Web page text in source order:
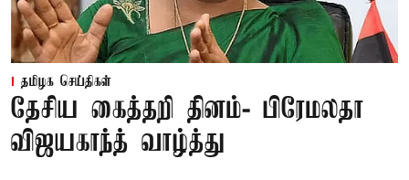
தமிழக செய்திகள்
தேசிய கைத்தறி தினம்- பிரேமலதா
விஜயகாந்த் வாழ்த்து